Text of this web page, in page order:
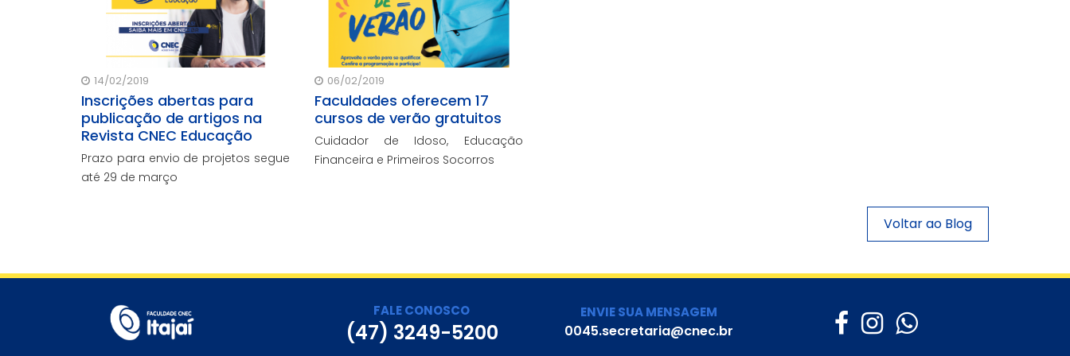
14/02/2019
Inscrições abertas para
publicação de artigos na
Revista CNEC Educação
Prazo para envio de projetos segue
até 29 de março
06/02/2019
Faculdades oferecem 17
cursos de verão gratuitos
Cuidador de Idoso, Educação
Financeira e Primeiros Socorros
Voltar ao Blog
FALE CONOSCO
(47) 3249-5200
ENVIE SUA MENSAGEM
0045.secretaria@cnec.br